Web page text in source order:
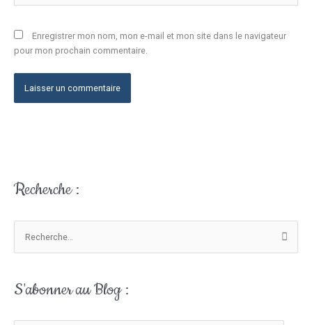
Enregistrer mon nom, mon e-mail et mon site dans le navigateur
pour mon prochain commentaire.
Recherche :
h
S'abonner au Blog :
V
t
e
d